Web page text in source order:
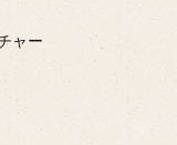
ャー